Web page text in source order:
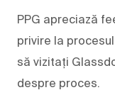
PPG apreciază
privire la
să vizitați
despre proces.